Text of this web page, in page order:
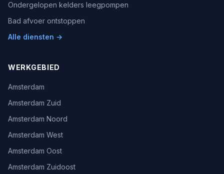
Ondergelopen kelders leegpompen
Bad afvoer ontstoppen
Alle diensten →
WERKGEBIED
Amsterdam
Amsterdam Zuid
Amsterdam Noord
Amsterdam West
Amsterdam Oost
Amsterdam Zuidoost